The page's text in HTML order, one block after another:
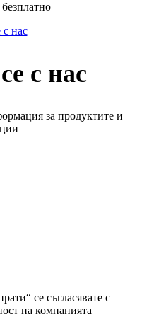
нас
с нас
за продуктите и
се съгласявате с
на компанията